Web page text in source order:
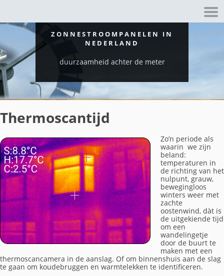
ZONNESTROOMPANELEN IN
NEDERLAND
duurzaamheid achter de meter
Thermoscantijd
Zo’n periode als
waarin we zijn
beland:
temperaturen in
de richting van het
nulpunt, grauw,
bewegingloos
winters weer met
zachte
oostenwind, dàt is
de uitgekiende tijd
om een
wandelingetje
door de buurt te
maken met een
thermoscancamera in de aanslag. Of om binnenshuis aan de slag
te gaan om koudebruggen en warmtelekken te identificeren.